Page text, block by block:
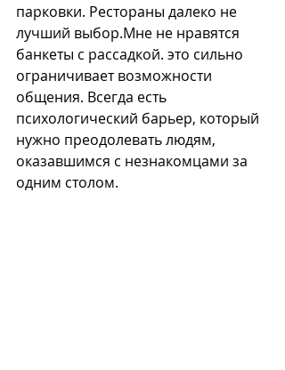
парковки. Рестораны далеко не
лучший выбор.Мне не нравятся
банкеты с рассадкой. это сильно
ограничивает возможности
общения. Всегда есть
психологический барьер, который
нужно преодолевать людям,
оказавшимся с незнакомцами за
одним столом.